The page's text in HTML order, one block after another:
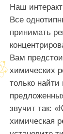
Наш
Все
принимать
Вам
химических
только
звучит так:
химическая